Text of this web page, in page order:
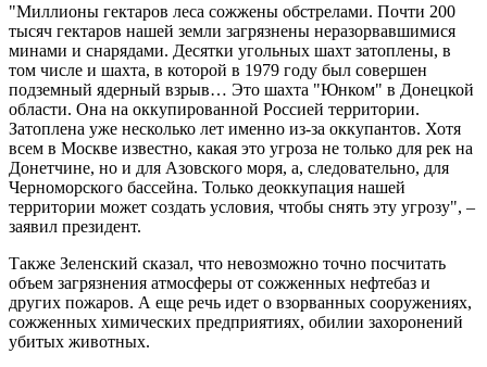
"Миллионы гектаров леса сожжены обстрелами. Почти 200
тысяч гектаров нашей земли загрязнены неразорвавшимися
минами и снарядами. Десятки угольных шахт затоплены, в
том числе и шахта, в которой в 1979 году был совершен
подземный ядерный взрыв… Это шахта "Юнком" в Донецкой
области. Она на оккупированной Россией территории.
Затоплена уже несколько лет именно из-за оккупантов. Хотя
всем в Москве известно, какая это угроза не только для рек на
Донетчине, но и для Азовского моря, а, следовательно, для
Черноморского бассейна. Только деоккупация нашей
территории может создать условия, чтобы снять эту угрозу", –
заявил президент.
Также Зеленский сказал, что невозможно точно посчитать
объем загрязнения атмосферы от сожженных нефтебаз и
других пожаров. А еще речь идет о взорванных сооружениях,
сожженных химических предприятиях, обилии захоронений
убитых животных.